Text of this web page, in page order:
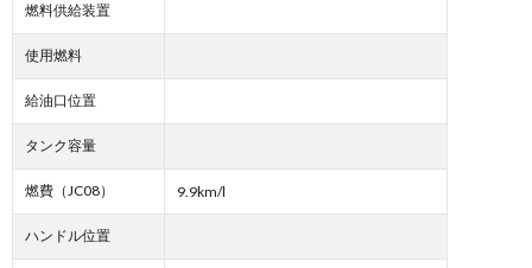
燃料供給装置
使用燃料
給油口位置
タンク容量
燃費（JC08） 9.9km/l
ハンドル位置